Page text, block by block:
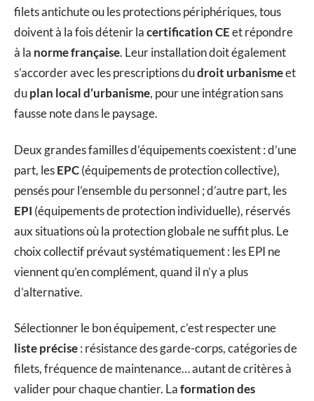
filets antichute ou les protections périphériques, tous
doivent à la fois détenir lacertification CEet répondre
à la norme française. Leur installation doit également
s’accorder avec les prescriptions dudroit urbanismeet
duplan local d’urbanisme, pour une intégration sans
fausse note dans le paysage.
Deux grandes familles d’équipements coexistent : d’une
part, lesEPC(équipements de protection collective),
pensés pour l’ensemble du personnel ; d’autre part, les
EPI (équipements de protection individuelle), réservés
aux situations où la protection globale ne suffit plus. Le
choix collectif prévaut systématiquement : les EPI ne
viennent qu’en complément, quand il n’y a plus
d’alternative.
Sélectionner le bon équipement, c’est respecter une
liste précise: résistance des garde-corps, catégories de
filets, fréquence de maintenance… autant de critères à
valider pour chaque chantier. Laformation des